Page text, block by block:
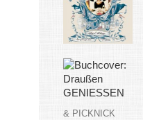
& PICKNICK